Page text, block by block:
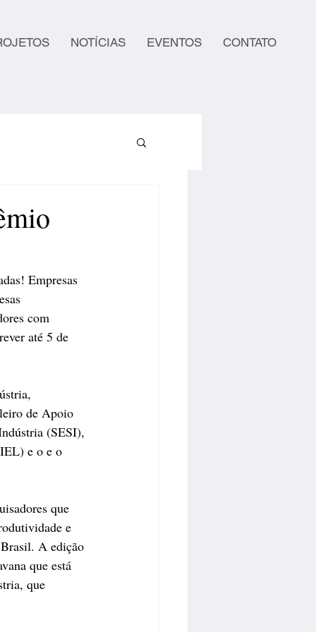
NOTÍCIAS EVENTOS CONTATO
Empresas
com
até 5 de
de Apoio
(SESI),
e o e o
que
e
A edição
que está
que